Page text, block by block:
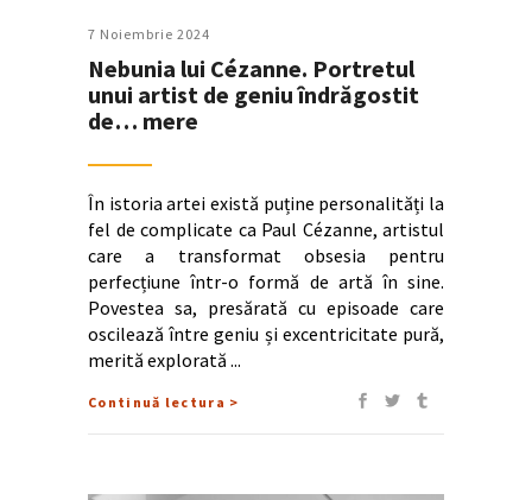
7 Noiembrie 2024
Nebunia lui Cézanne. Portretul
unui artist de geniu îndrăgostit
de… mere
În istoria artei există puține personalități la
fel de complicate ca Paul Cézanne, artistul
care a transformat obsesia pentru
perfecțiune într-o formă de artă în sine.
Povestea sa, presărată cu episoade care
oscilează între geniu și excentricitate pură,
merită explorată
Continuă lectura >